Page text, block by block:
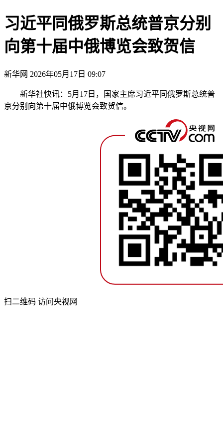
习近平同俄罗斯总统普京分别
向第十届中俄博览会致贺信
新华网 2026年05月17日 09:07
新华社快讯：5月17日，国家主席习近平同俄罗斯总统普
京分别向第十届中俄博览会致贺信。
扫二维码 访问央视网